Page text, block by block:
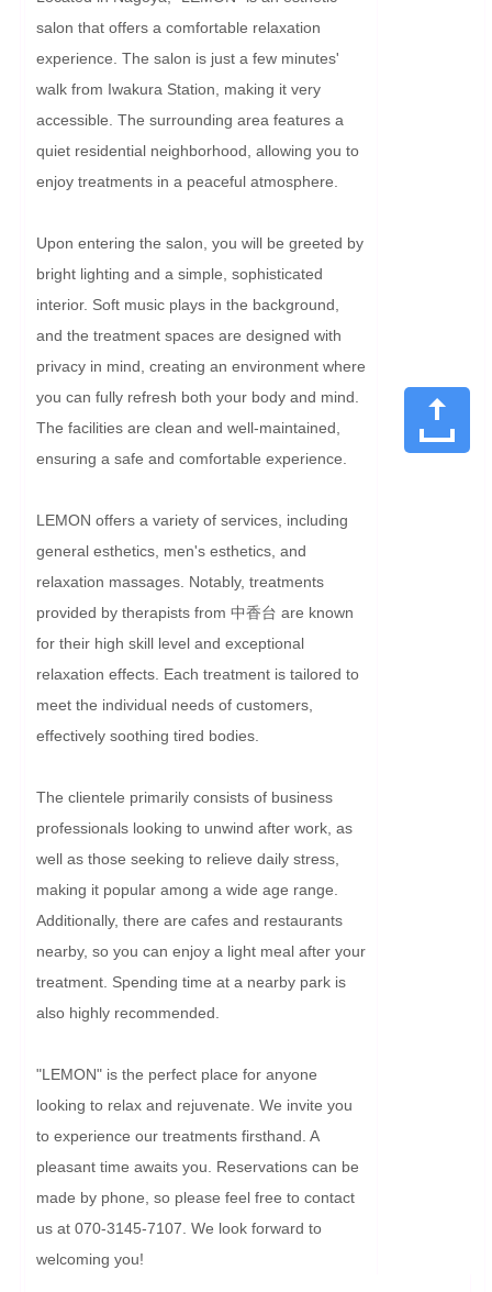
salon that offers a comfortable relaxation
experience. The salon is just a few minutes'
walk from Iwakura Station, making it very
accessible. The surrounding area features a
quiet residential neighborhood, allowing you to
enjoy treatments in a peaceful atmosphere.
Upon entering the salon, you will be greeted by
bright lighting and a simple, sophisticated
interior. Soft music plays in the background,
and the treatment spaces are designed with
privacy in mind, creating an environment where
you can fully refresh both your body and mind.
The facilities are clean and well-maintained,
ensuring a safe and comfortable experience.
LEMON offers a variety of services, including
general esthetics, men's esthetics, and
relaxation massages. Notably, treatments
provided by therapists from 中香台 are known
for their high skill level and exceptional
relaxation effects. Each treatment is tailored to
meet the individual needs of customers,
effectively soothing tired bodies.
The clientele primarily consists of business
professionals looking to unwind after work, as
well as those seeking to relieve daily stress,
making it popular among a wide age range.
Additionally, there are cafes and restaurants
nearby, so you can enjoy a light meal after your
treatment. Spending time at a nearby park is
also highly recommended.
"LEMON" is the perfect place for anyone
looking to relax and rejuvenate. We invite you
to experience our treatments firsthand. A
pleasant time awaits you. Reservations can be
made by phone, so please feel free to contact
us at 070-3145-7107. We look forward to
welcoming you!